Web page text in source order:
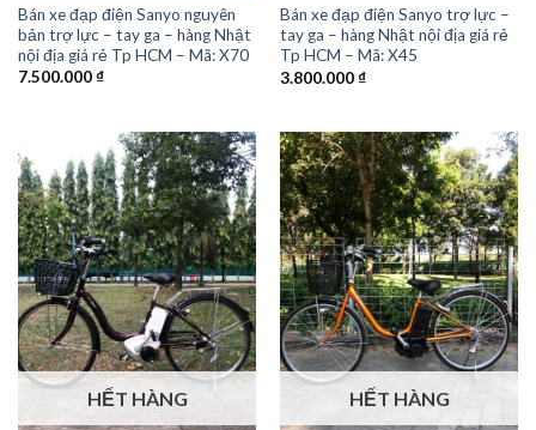
Bán xe đạp điện Sanyo nguyên
bản trợ lực – tay ga – hàng Nhật
nội địa giá rẻ Tp HCM – Mã: X70
7.500.000₫
Bán xe đạp điện Sanyo trợ lực –
tay ga – hàng Nhật nội địa giá rẻ
Tp HCM – Mã: X45
3.800.000₫
HẾT HÀNG HẾT HÀNG